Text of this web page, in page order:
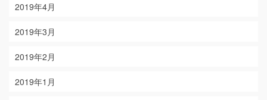
2019年4月
2019年3月
2019年2月
2019年1月